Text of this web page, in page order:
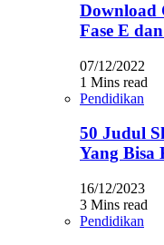
Download
Fase E
07/12/2022
1 Mins read
Pendidikan
50 Judul
Yang Bisa
16/12/2023
3 Mins read
Pendidikan